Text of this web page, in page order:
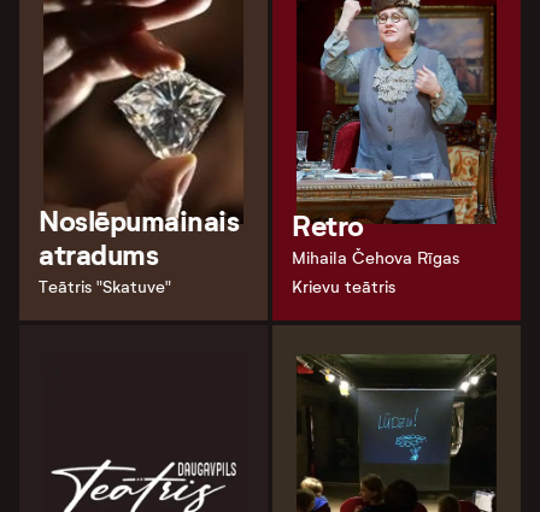
Noslēpumainais
atradums
Teātris "Skatuve"
Retro
Mihaila Čehova Rīgas
Krievu teātris